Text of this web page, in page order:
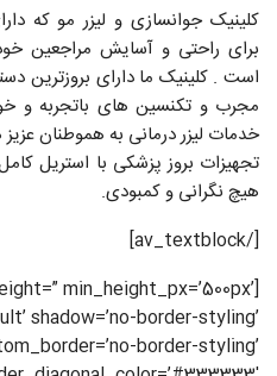
کلینیک جوانسازی و لیزر مو که
برای راحتی و آسایش مراجعین
است . کلینیک ما دارای بروزترین
مجرب و تکنسین های باتجربه و
خدمات لیزر درمانی به هموطنان
تجهیزات بروز پزشکی با استریل
هیچ نگرانی و کمبودی.
[/av_textblock]
min_height_px=’500px’
shadow=’no-border-styling’
border-styling’